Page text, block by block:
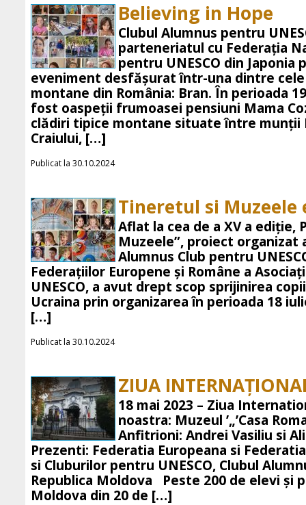
Believing in Hope
Clubul Alumnus pentru
parteneriatul cu Federația
pentru UNESCO din Japonia
eveniment desfășurat într-una dintre
montane din România: Bran. În perioada
fost oaspeții frumoasei pensiuni Mama
clădiri tipice montane situate între munții
Craiului, […]
Publicat la 30.10.2024
Tineretul si Muzeele
Aflat la cea de a XV a ediție,
Muzeele”, proiect organizat
Alumnus Club pentru
Federațiilor Europene și Române a
UNESCO, a avut drept scop sprijinirea
Ucraina prin organizarea în perioada 18
[…]
Publicat la 30.10.2024
ZIUA
18 mai 2023 – Ziua
noastra: Muzeul ’„’Casa
Anfitrioni: Andrei Vasiliu si
Prezenti: Federatia Europeana si
si Cluburilor pentru UNESCO, Clubul
Republica Moldova Peste 200 de elevi și
Moldova din 20 de […]